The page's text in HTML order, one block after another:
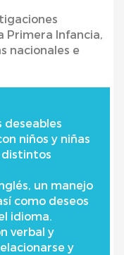
Primera Infancia,
nacionales e
deseables
niños y niñas
distintos
un manejo
como deseos
idioma.
verbal y
y